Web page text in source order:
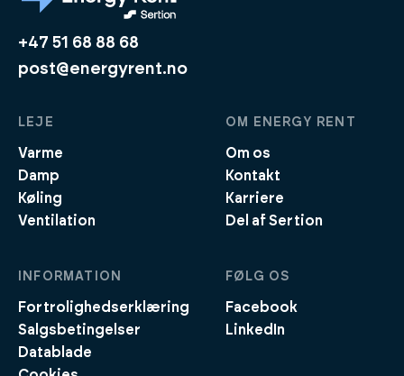
+47 51 68 88 68
post@energyrent.no
LEJE
Varme
Damp
Køling
Ventilation
OM ENERGY RENT
Om os
Kontakt
Karriere
Del af Sertion
INFORMATION
Fortrolighedserklæring
Salgsbetingelser
Datablade
FØLG OS
Facebook
LinkedIn